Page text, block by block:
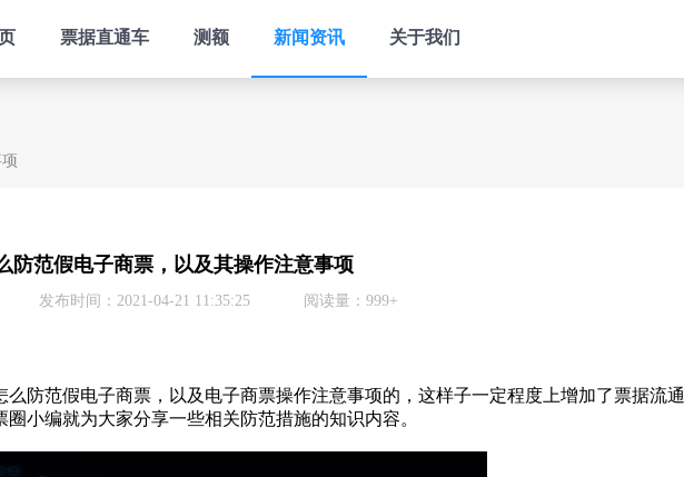
票据直通车 测额 新闻资讯 关于我们
防范假电子商票，以及其操作注意事项
发布时间：2021-04-21 11:35:25 阅读量：999+
范假电子商票，以及电子商票操作注意事项的，这样子一定程度上增加了票据流通
小编就为大家分享一些相关防范措施的知识内容。